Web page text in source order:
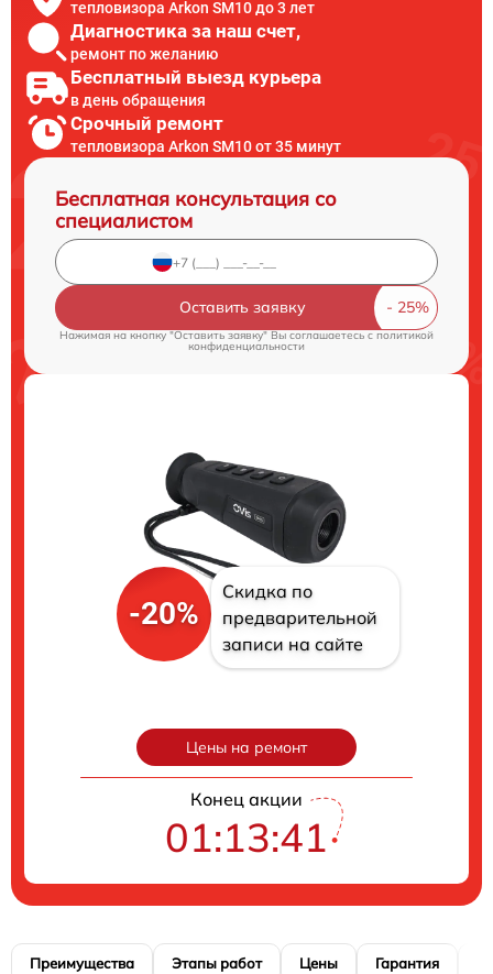
тепловизора Arkon SM10 до 3 лет
Диагностика за наш счет,
ремонт по желанию
Бесплатный выезд курьера
в день обращения
Срочный ремонт
тепловизора Arkon SM10 от 35 минут
Бесплатная консультация со
специалистом
Оставить заявку
Нажимая на кнопку "Оставить заявку" Вы соглашаетесь c политикой
конфиденциальности
-20%
Скидка по
предварительной
записи на сайте
Цены на ремонт
Конец акции
01:13:40
Преимущества Этапы работ Цены Гарантия